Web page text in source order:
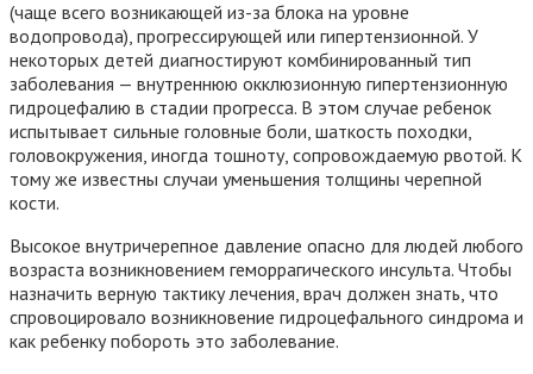
(чаще всего возникающей из-за блока на уровне
водопровода), прогрессирующей или гипертензионной. У
некоторых детей диагностируют комбинированный тип
заболевания — внутреннюю окклюзионную гипертензионную
гидроцефалию в стадии прогресса. В этом случае ребенок
испытывает сильные головные боли, шаткость походки,
головокружения, иногда тошноту, сопровождаемую рвотой. К
тому же известны случаи уменьшения толщины черепной
кости.
Высокое внутричерепное давление опасно для людей любого
возраста возникновением геморрагического инсульта. Чтобы
назначить верную тактику лечения, врач должен знать, что
спровоцировало возникновение гидроцефального синдрома и
как ребенку побороть это заболевание.